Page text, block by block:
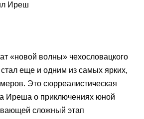
Иреш
«новой волны» чехословацкого
еще и одним из самых ярких,
Это сюрреалистическая
Иреша о приключениях юной
сложный этап